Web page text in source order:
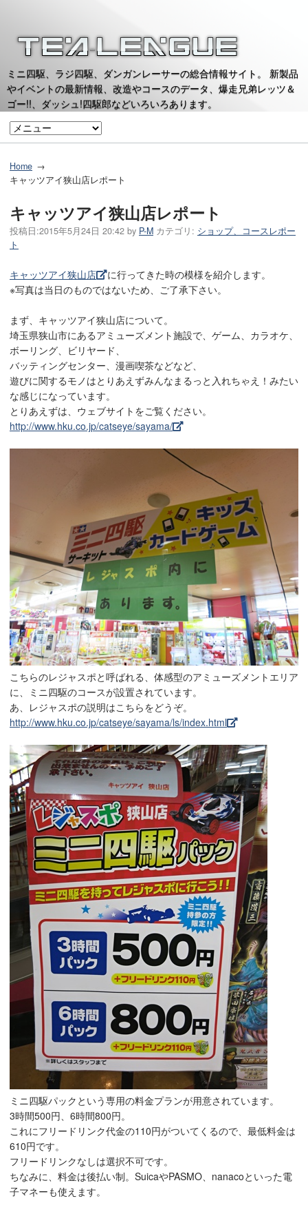
ミニ四駆、ラジ四駆、ダンガンレーサーの総合情報サイト。 新製品
やイベントの最新情報、改造やコースのデータ、爆走兄弟レッツ＆
ゴー!!、ダッシュ!四駆郎などいろいろあります。
Home
キャッツアイ狭山店レポート
キャッツアイ狭山店レポート
投稿日:2015年5月24日 20:42 by P-M カテゴリ: ショップ、コースレポー
ト
キャッツアイ狭山店
に行ってきた時の模様を紹介します。
※写真は当日のものではないため、ご了承下さい。
まず、キャッツアイ狭山店について。
埼玉県狭山市にあるアミューズメント施設で、ゲーム、カラオケ、
ボーリング、ビリヤード、
バッティングセンター、漫画喫茶などなど、
遊びに関するモノはとりあえずみんなまるっと入れちゃえ！みたい
な感じになっています。
とりあえずは、ウェブサイトをご覧ください。
http://www.hku.co.jp/catseye/sayama/
こちらのレジャスポと呼ばれる、体感型のアミューズメントエリア
に、ミニ四駆のコースが設置されています。
あ、レジャスポの説明はこちらをどうぞ。
http://www.hku.co.jp/catseye/sayama/ls/index.html
ミニ四駆パックという専用の料金プランが用意されています。
3時間500円、6時間800円。
これにフリードリンク代金の110円がついてくるので、最低料金は
610円です。
フリードリンクなしは選択不可です。
ちなみに、料金は後払い制。SuicaやPASMO、nanacoといった電
子マネーも使えます。